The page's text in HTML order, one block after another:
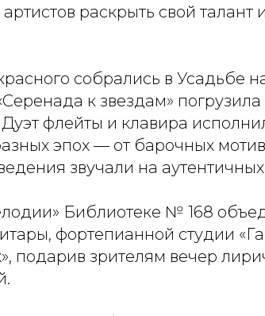
раскрыть свой талант
собрались в Усадьбе
к звездам»
флейты и клавира
эпох — от барочных
звучали на
Библиотеке № 168
фортепианной студии
подарив зрителям вечер